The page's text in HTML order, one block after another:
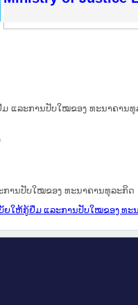
ແລະການປັບໃໝຂອງ ທະນາຄານທຸ
ການປັບໃໝຂອງ ທະນາຄານທຸລະກິດ
ຍໃຫ້ກູ້ຢຶມ ແລະການປັບໃໝຂອງ ທະ